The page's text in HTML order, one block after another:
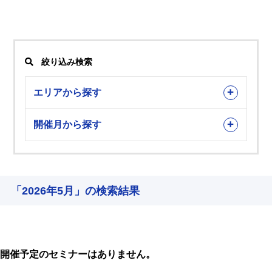
絞り込み検索
エリアから探す
開催月から探す
「2026年5月」の検索結果
開催予定のセミナーはありません。